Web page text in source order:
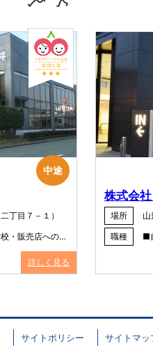
中途
丁目７－１）
・販売店への…
詳しく見る
株式会
場所
山
職種
■
サイトポリシー サイトマッ